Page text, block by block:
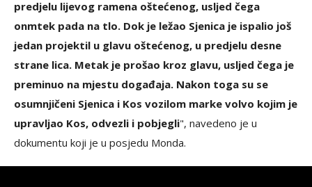
predjelu lijevog ramena oštećenog, usljed čega
onmtek pada na tlo. Dok je ležao Sjenica je ispalio još
jedan projektil u glavu oštećenog, u predjelu desne
strane lica. Metak je prošao kroz glavu, usljed čega je
preminuo na mjestu događaja. Nakon toga su se
osumnjičeni Sjenica i Kos vozilom marke volvo kojim je
upravljao Kos, odvezli i pobjegli", navedeno je u
dokumentu koji je u posjedu Monda.